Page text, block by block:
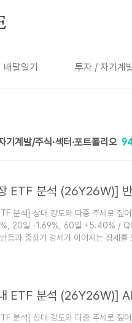
배달일기 투자 / 자기계
기계발/주식·섹터·포트폴리오
ETF 분석 (26Y26W)] 반
분석] 상대 강도와 다중 추세로
20일 -1.69%, 60일 +5.40% /
등과 중장기 강세가 이어지는 장세
치마크(SPY·QQQ) 대비 상대 강도
ETF 분석 (26Y26W)]
분석] 상대 강도와 다중 추세로